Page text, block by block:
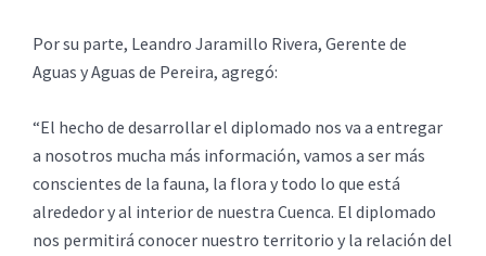
Por su parte, Leandro Jaramillo Rivera, Gerente de
Aguas y Aguas de Pereira, agregó:
“El hecho de desarrollar el diplomado nos va a entregar
a nosotros mucha más información, vamos a ser más
conscientes de la fauna, la flora y todo lo que está
alrededor y al interior de nuestra Cuenca. El diplomado
nos permitirá conocer nuestro territorio y la relación del